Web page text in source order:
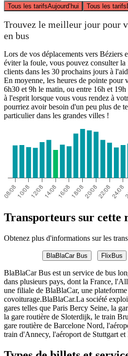
Tous les tarifsAujourd’hui Tous les tarifs
Trouvez le meilleur jour pour
en bus
Lors de vos déplacements vers Béziers
éviter la foule, vous pouvez consulter la
clients dans les 30 prochains jours à
En moyenne, les heures de pointe pour
6h30 et 9h le matin, ou entre 16h et
à l'esprit lorsque vous vous rendez à
pourriez avoir besoin d'un peu plus de
particulier dans les grandes villes !
Transporteurs sur cette
Obtenez plus d'informations sur les
BlaBlaCar Bus FlixBus
BlaBlaCar Bus est un service de bus
dans plusieurs pays, dont la France,
une filiale de BlaBlaCar, une
covoiturage.BlaBlaCar.La société
gares telles que Paris Bercy Seine, la
la gare routière de Sloterdijk, le train
gare routière de Barcelone Nord,
train d'Annecy, l'aéroport de Stuttgart